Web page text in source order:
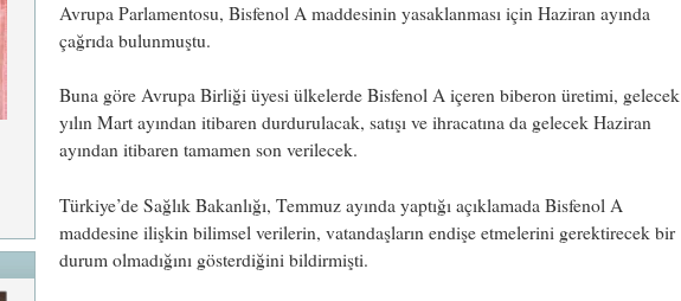
Avrupa Parlamentosu, Bisfenol A maddesinin yasaklanması için Haziran ayında
çağrıda bulunmuştu.
Buna göre Avrupa Birliği üyesi ülkelerde Bisfenol A içeren biberon üretimi, gelecek
yılın Mart ayından itibaren durdurulacak, satışı ve ihracatına da gelecek Haziran
ayından itibaren tamamen son verilecek.
Türkiye’de Sağlık Bakanlığı, Temmuz ayında yaptığı açıklamada Bisfenol A
maddesine ilişkin bilimsel verilerin, vatandaşların endişe etmelerini gerektirecek bir
durum olmadığını gösterdiğini bildirmişti.